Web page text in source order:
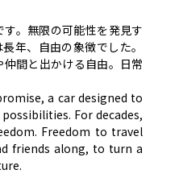
。無限の可能性を発見す
年、自由の象徴でした。
間と出かける自由。日常
a car designed to
For decades,
Freedom to travel
friends along, to turn a